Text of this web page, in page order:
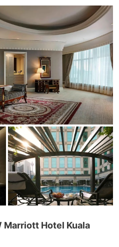
Marriott Hotel Kuala